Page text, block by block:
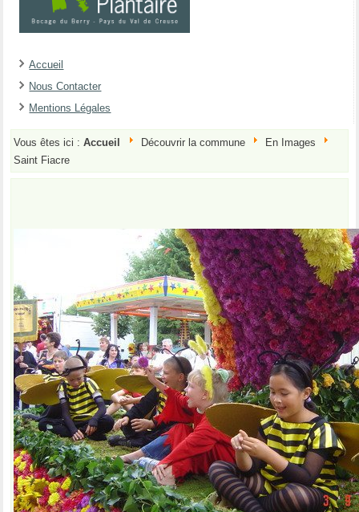
Accueil
Nous Contacter
Mentions Légales
Vous êtes ici :Accueil Découvrir la commune
En Images
Saint Fiacre